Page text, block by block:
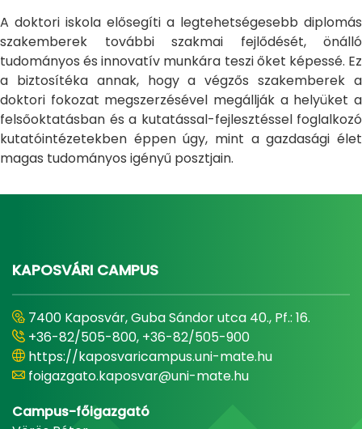
A doktori iskola elősegíti a legtehetségesebb diplomás
szakemberek további szakmai fejlődését, önálló
tudományos és innovatív munkára teszi őket képessé. Ez
a biztosítéka annak, hogy a végzős szakemberek a
doktori fokozat megszerzésével megállják a helyüket a
felsőoktatásban és a kutatással-fejlesztéssel foglalkozó
kutatóintézetekben éppen úgy, mint a gazdasági élet
magas tudományos igényű posztjain.
KAPOSVÁRI CAMPUS
7400 Kaposvár, Guba Sándor utca 40., Pf.: 16.
+36-82/505-800, +36-82/505-900
https://kaposvaricampus.uni-mate.hu
foigazgato.kaposvar@uni-mate.hu
Campus-főigazgató